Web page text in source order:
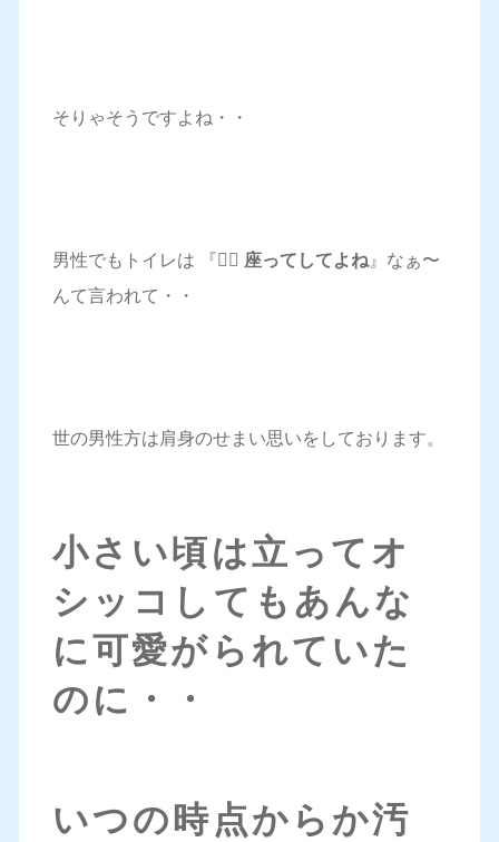
そりゃそうですよね・・
男性でもトイレは 『🙎‍♀️ 座ってしてよね』なぁ〜
んて言われて・・
世の男性方は肩身のせまい思いをしております。
小さい頃は立ってオ
シッコしてもあんな
に可愛がられていた
のに・・
いつの時点からか汚